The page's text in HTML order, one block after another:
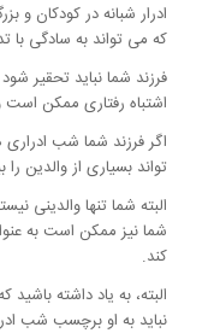
ادرار شبانه در کودکان
که می تواند به سادگی با
فرزند شما نباید تحقیر
اشتباه رفتاری ممکن
اگر فرزند شما شب
تواند بسیاری از والدین
البته شما تنها والدینی
شما نیز ممکن است به
کند.
البته، به یاد داشته
نباید به او برچسب شب